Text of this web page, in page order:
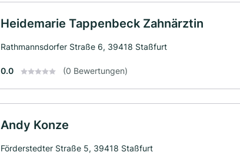
Heidemarie Tappenbeck Zahnärztin
Rathmannsdorfer Straße 6, 39418 Staßfurt
0.0 (0 Bewertungen)
Andy Konze
Förderstedter Straße 5, 39418 Staßfurt